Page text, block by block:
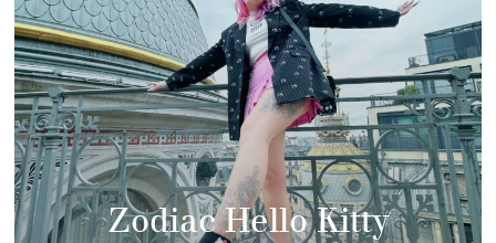
Zodiac Hello Kitty